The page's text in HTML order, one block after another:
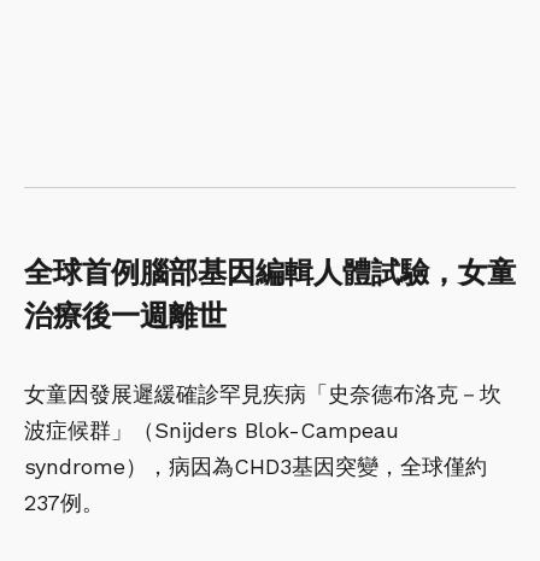
全球首例腦部基因編輯人體試驗，女童
治療後一週離世
女童因發展遲緩確診罕見疾病「史奈德布洛克－坎
波症候群」（Snijders Blok-Campeau
syndrome），病因為CHD3基因突變，全球僅約
237例。